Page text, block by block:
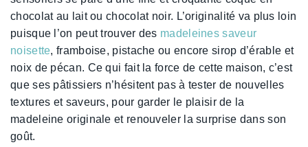
chocolat au lait ou chocolat noir. L’originalité va plus loin
puisque l’on peut trouver des madeleines saveur
noisette, framboise, pistache ou encore sirop d’érable et
noix de pécan. Ce qui fait la force de cette maison, c’est
que ses pâtissiers n’hésitent pas à tester de nouvelles
textures et saveurs, pour garder le plaisir de la
madeleine originale et renouveler la surprise dans son
goût.